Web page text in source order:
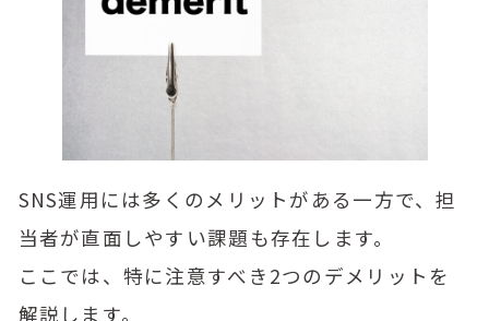
SNS運用には多くのメリットがある一方で、担
当者が直面しやすい課題も存在します。
ここでは、特に注意すべき2つのデメリットを
解説します。